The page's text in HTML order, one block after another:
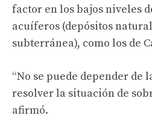
factor en los bajos niveles
acuíferos (depósitos
subterránea), como los de
“No se puede depender de
resolver la situación de
afirmó.